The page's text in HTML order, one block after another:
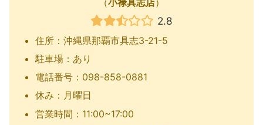
2.8
住所：沖縄県那覇市具志3-21-5
駐車場：あり
電話番号：098-858-0881
休み：月曜日
営業時間：11:00~17:00